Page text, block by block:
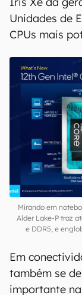
Unidades de
CPUs mais
Mirando em
Alder Lake-P traz
e DDR5, e
Em
também se
importante